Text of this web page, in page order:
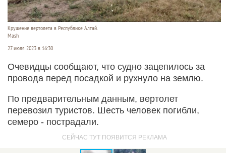
Крушение вертолета в Республике Алтай.
Mash
27 июля 2023 в 16:30
Очевидцы сообщают, что судно зацепилось за
провода перед посадкой и рухнуло на землю.
По предварительным данным, вертолет
перевозил туристов. Шесть человек погибли,
семеро - пострадали.